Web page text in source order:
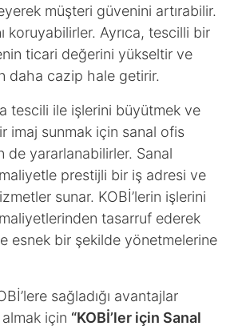
müşteri güvenini artırabilir.
koruyabilirler. Ayrıca, tescilli bir
ticari değerini yükseltir ve
daha cazip hale getirir.
tescili ile işlerini büyütmek ve
imaj sunmak için sanal ofis
de yararlanabilirler. Sanal
prestijli bir iş adresi ve
sunar. KOBİ’lerin işlerini
tasarruf ederek
esnek bir şekilde yönetmelerine
sağladığı avantajlar
için “KOBİ’ler için Sanal